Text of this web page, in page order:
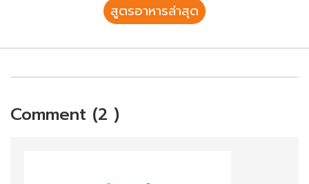
สูตรอาหารล่าสุด
Comment (2 )